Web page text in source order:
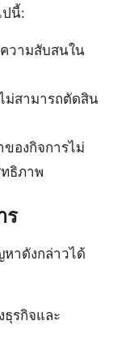
ปนี้:
วามสับสนใน
ม่สามารถตัดสิน
ของกิจการไม่
ธิภาพ
ร
าดังกล่าวได้
รกิจและ